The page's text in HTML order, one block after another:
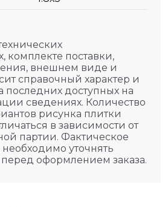
комплекте поставки,
внешнем виде и
справочный характер и
последних доступных на
сведениях. Количество
рисунка плитки
в зависимости от
партии. Фактическое
уточнять
оформлением заказа.